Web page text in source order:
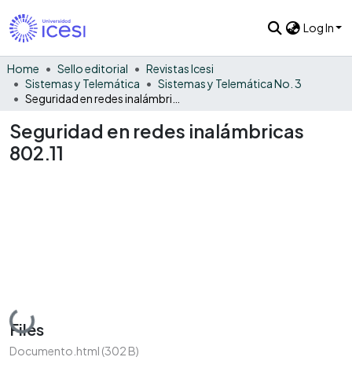
Log In
Home Sello editorial
Revistas Icesi
Sistemas y Telemática
Sistemas y Telemática No. 3
Seguridad en redes inalámbricas
802.11
Loading...
Files
Documento.html (302 B)